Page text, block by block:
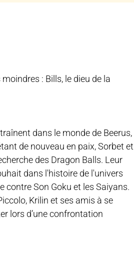
: Bills, le dieu de la
dans le monde de Beerus,
de nouveau en paix, Sorbet et
des Dragon Balls. Leur
dans l'histoire de l'univers
contre Son Goku et les Saiyans.
Krilin et ses amis à se
lors d’une confrontation